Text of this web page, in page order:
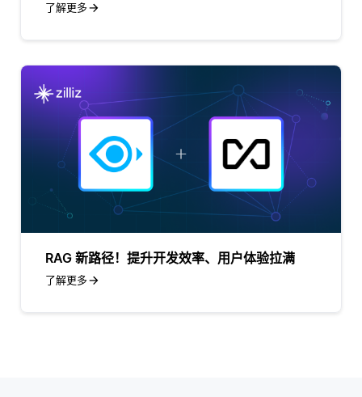
了解更多
RAG 新路径！提升开发效率、用户体验拉满
了解更多